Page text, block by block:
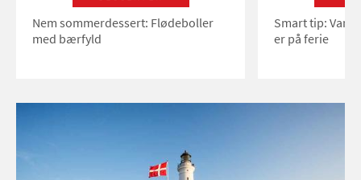
Nem sommerdessert: Flødeboller
med bærfyld
Smart tip:
er på ferie